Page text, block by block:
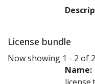
License bundle
Now showing 1 - 2 of 2
Name: